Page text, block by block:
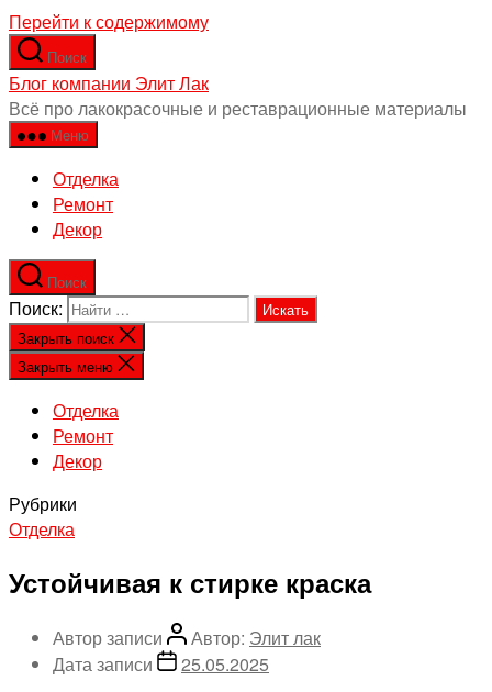
Перейти к содержимому
Поиск
Блог компании Элит Лак
Всё про лакокрасочные и реставрационные материалы
Меню
Отделка
Ремонт
Декор
Поиск
Поиск:
Закрыть поиск
Закрыть меню
Отделка
Ремонт
Декор
Рубрики
Отделка
Устойчивая к стирке краска
Автор записи Автор: Элит лак
Дата записи
25.05.2025